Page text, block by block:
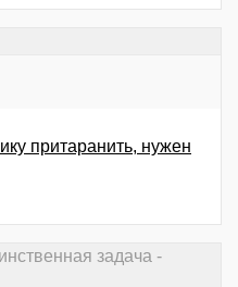
притаранить, нужен
задача -